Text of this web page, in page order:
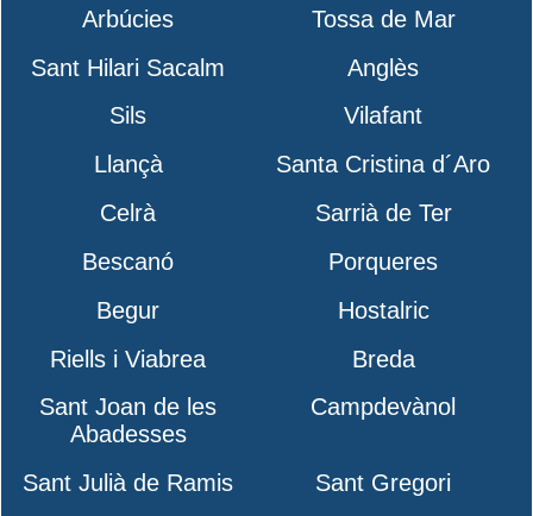
Arbúcies
Tossa de Mar
Sant Hilari Sacalm
Anglès
Sils
Vilafant
Llançà
Santa Cristina d´Aro
Celrà
Sarrià de Ter
Bescanó
Porqueres
Begur
Hostalric
Riells i Viabrea
Breda
Sant Joan de les
Abadesses
Campdevànol
Sant Julià de Ramis
Sant Gregori